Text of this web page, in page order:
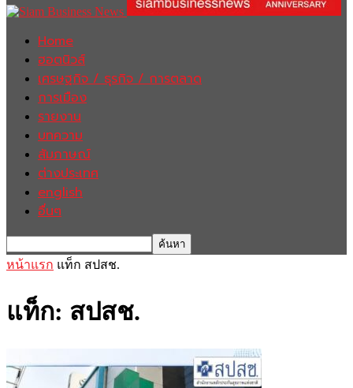
Home
ฮอตนิวส์
เศรษฐกิจ / ธุรกิจ / การตลาด
การเมือง
รายงาน
บทความ
สัมภาษณ์
ต่างประเทศ
english
อื่นๆ
หน้าแรก แท็ก สปสช.
แท็ก: สปสช.